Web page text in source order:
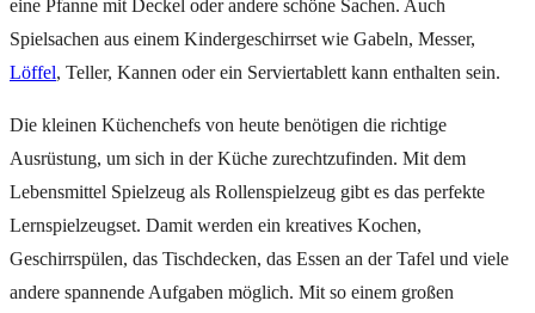
eine Pfanne mit Deckel oder andere schöne Sachen. Auch
Spielsachen aus einem Kindergeschirrset wie Gabeln, Messer,
Löffel, Teller, Kannen oder ein Serviertablett kann enthalten sein.
Die kleinen Küchenchefs von heute benötigen die richtige
Ausrüstung, um sich in der Küche zurechtzufinden. Mit dem
Lebensmittel Spielzeug als Rollenspielzeug gibt es das perfekte
Lernspielzeugset. Damit werden ein kreatives Kochen,
Geschirrspülen, das Tischdecken, das Essen an der Tafel und viele
andere spannende Aufgaben möglich. Mit so einem großen